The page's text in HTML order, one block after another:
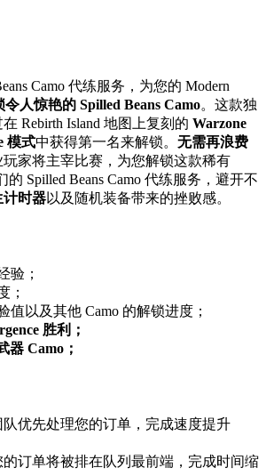
Camo 代练服务，为您的 Modern
令人惊艳的 Spilled Beans Camo。这款独
Rebirth Island 地图上复刻的 Warzone
模式中获得第一名来解锁。 无需再浪费
家将主宰比赛，为您解锁这款稀有
的 Spilled Beans Camo 代练服务，避开不
计时器以及随机装备带来的挫败感。
验；
；
值以及其他 Camo 的解锁进度；
胜利；
器 Camo；
优先处理您的订单，完成速度提升
订单将被排在队列最前端，完成时间缩